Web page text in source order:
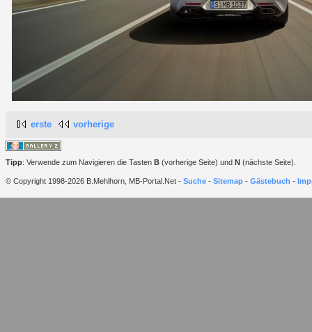
erste vorherige
Tipp: Verwende zum Navigieren die Tasten B (vorherige Seite) und N (nächste Seite).
© Copyright 1998-2026 B.Mehlhorn, MB-Portal.Net - Suche - Sitemap - Gästebuch -